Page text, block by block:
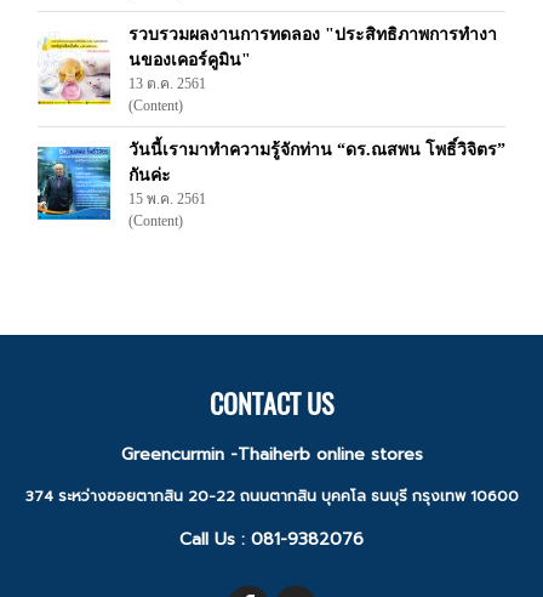
รวบรวมผลงานการทดลอง "ประสิทธิภาพการทำงา
นของเคอร์คูมิน"
13 ต.ค. 2561
(Content)
วันนี้เรามาทำความรู้จักท่าน “ดร.ณสพน โพธิ์วิจิตร”
กันค่ะ
15 พ.ค. 2561
(Content)
CONTACT US
Greencurmin -Thaiherb online stores
374 ระหว่างซอยตากสิน 20-22 ถนนตากสิน บุคคโล ธนบุรี กรุงเทพ 10600
Call Us : 081-9382076